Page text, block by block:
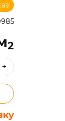
2
+